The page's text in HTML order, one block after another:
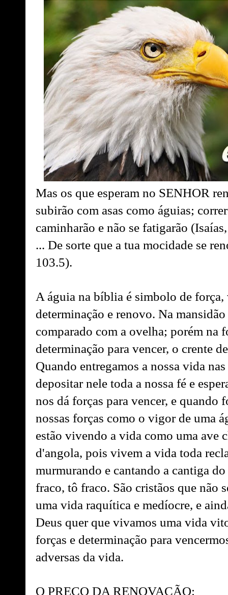
Mas os que esperam no SENHOR
subirão com asas como águias;
caminharão e não se fatigarão
... De sorte que a tua mocidade se
103.5).
A águia na bíblia é simbolo de
determinação e renovo. Na
comparado com a ovelha; porém na
determinação para vencer, o crente
Quando entregamos a nossa vida
depositar nele toda a nossa fé e
nos dá forças para vencer, e quando
nossas forças como o vigor de uma
estão vivendo a vida como uma ave
d'angola, pois vivem a vida toda
murmurando e cantando a cantiga
fraco, tô fraco. São cristãos que não
uma vida raquítica e medíocre, e
Deus quer que vivamos uma vida
forças e determinação para
adversas da vida.
O PREÇO DA RENOVAÇÃO: